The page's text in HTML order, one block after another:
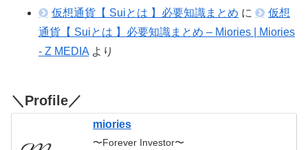
仮想通貨【 Suiとは 】必要知識まとめ に
仮想
通貨【 Suiとは 】必要知識まとめ – Miories | Miories
- Z MEDIA より
＼Profile／
miories
〜Forever Investor〜